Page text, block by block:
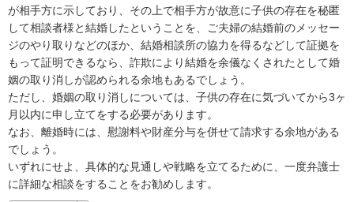
が相手方に示しており、その上で相手方が故意に子供の存在を秘匿
して相談者様と結婚したということを、ご夫婦の結婚前のメッセー
ジのやり取りなどのほか、結婚相談所の協力を得るなどして証拠を
もって証明できるなら、詐欺により結婚を余儀なくされたとして婚
姻の取り消しが認められる余地もあるでしょう。
ただし、婚姻の取り消しについては、子供の存在に気づいてから3ヶ
月以内に申し立てをする必要があります。
なお、離婚時には、慰謝料や財産分与を併せて請求する余地がある
でしょう。
いずれにせよ、具体的な見通しや戦略を立てるために、一度弁護士
に詳細な相談をすることをお勧めします。